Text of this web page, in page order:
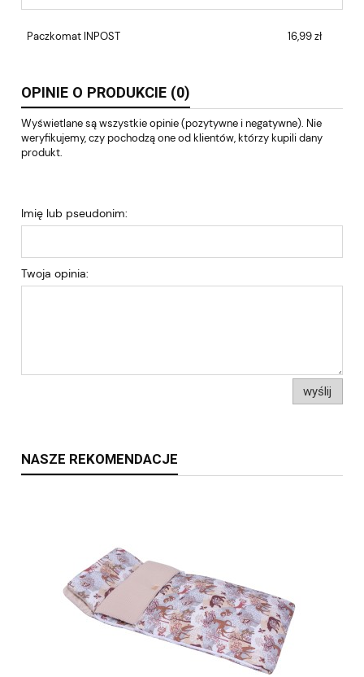
Paczkomat INPOST 16,99 zł
OPINIE O PRODUKCIE (0)
Wyświetlane są wszystkie opinie (pozytywne i negatywne). Nie
weryfikujemy, czy pochodzą one od klientów, którzy kupili dany
produkt.
Imię lub pseudonim:
Twoja opinia:
wyślij
NASZE REKOMENDACJE